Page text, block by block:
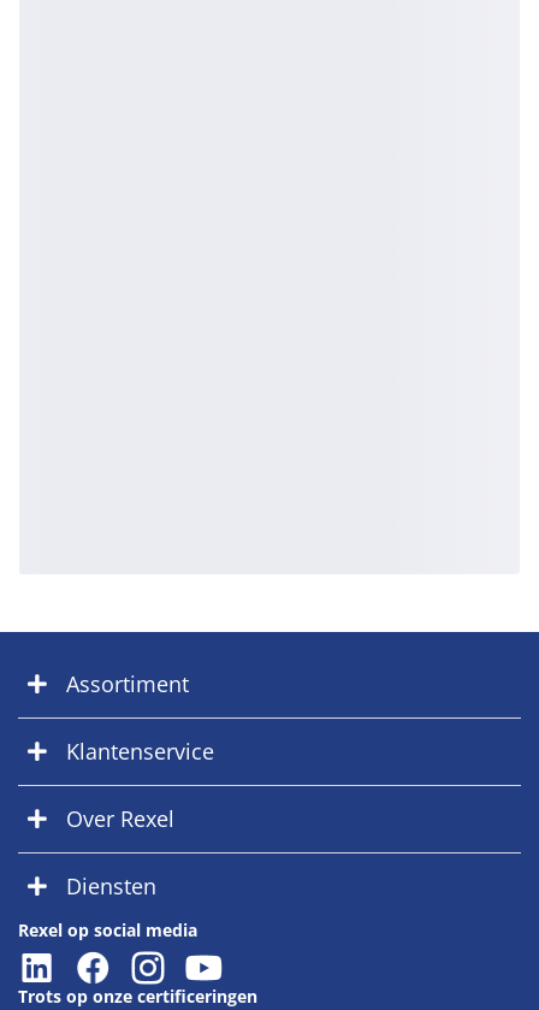
Assortiment
Klantenservice
Over Rexel
Diensten
Rexel op social media
Trots op onze certificeringen